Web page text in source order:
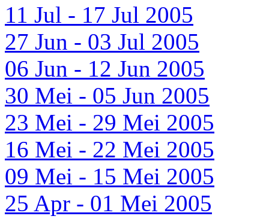
11 Jul - 17 Jul 2005
27 Jun - 03 Jul 2005
06 Jun - 12 Jun 2005
30 Mei - 05 Jun 2005
23 Mei - 29 Mei 2005
16 Mei - 22 Mei 2005
09 Mei - 15 Mei 2005
25 Apr - 01 Mei 2005